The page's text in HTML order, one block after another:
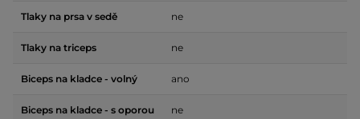
Tlaky na prsa v sedě ne
Tlaky na triceps ne
Biceps na kladce - volný ano
Biceps na kladce - s oporou ne